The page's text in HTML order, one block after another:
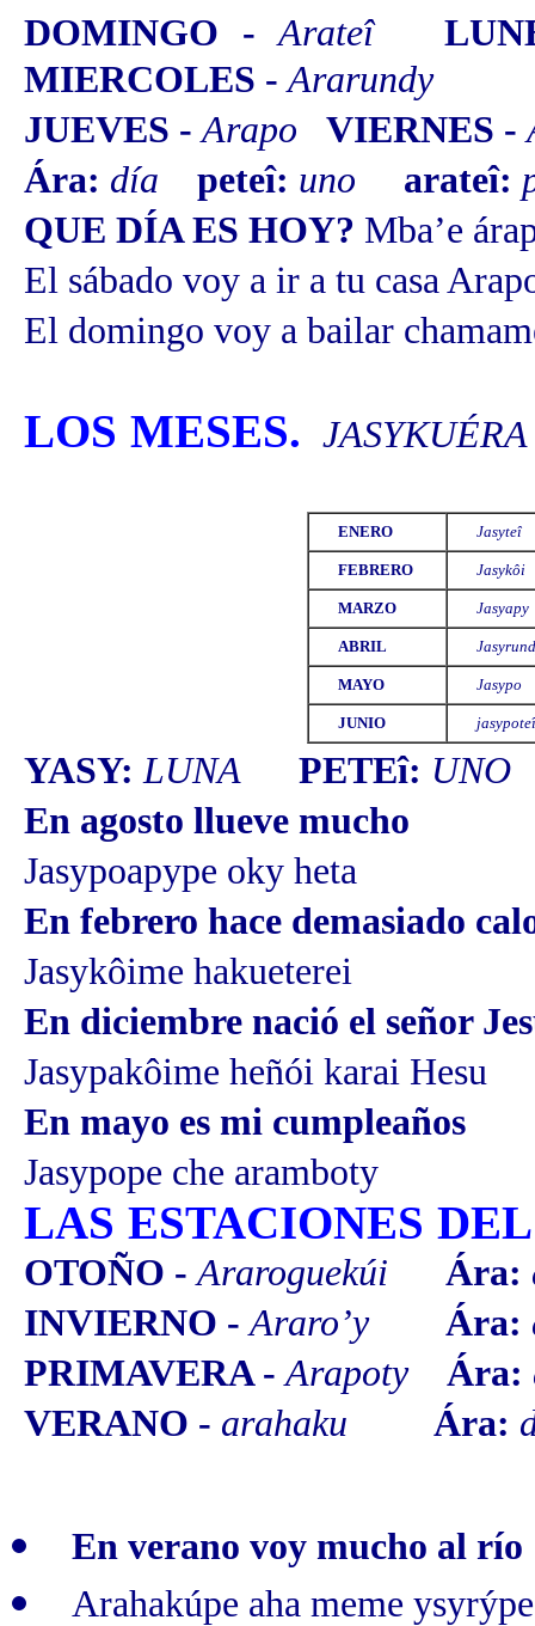
DOMINGO -Arateî
MIERCOLES - Ararundy
JUEVES - Arapo VIERNES -
Ára: día peteî: uno arateî:
QUE DÍA ES HOY? Mba’e
El sábado voy a ir a tu casa
El domingo voy a bailar
LOS MESES.
ENERO Jasyteî
FEBRERO Jasykôi
MARZO Jasyapy
ABRIL
MAYO Jasypo
JUNIO jasypoteî
YASY: LUNA PETEî:
En agosto llueve mucho
Jasypoapype oky heta
En febrero hace demasiado
Jasykôime hakueterei
En diciembre nació el señor
Jasypakôime heñói karai Hesu
En mayo es mi cumpleaños
Jasypope che aramboty
LAS ESTACIONES
OTOÑO - Araroguekúi Ára:
INVIERNO - Araro’y Ára:
PRIMAVERA - Arapoty Ára:
VERANO - arahaku Ára:
En verano voy mucho al río
Arahakúpe aha meme ysyrýpe